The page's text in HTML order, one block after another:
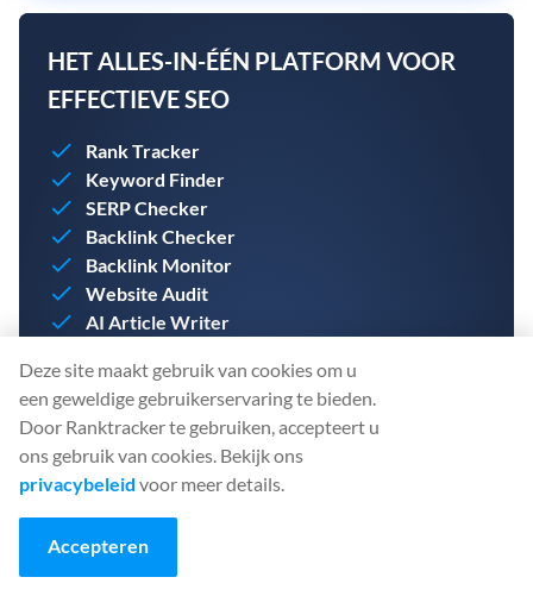
HET ALLES-IN-ÉÉN PLATFORM VOOR
EFFECTIEVE SEO
Rank Tracker
Keyword Finder
SERP Checker
Backlink Checker
Backlink Monitor
Website Audit
AI Article Writer
Maak vandaag nog je account aan. Je hebt geen
creditcard nodig.
Deze site maakt gebruik van cookies om u
een geweldige gebruikerservaring te bieden.
Door Ranktracker te gebruiken, accepteert u
ons gebruik van cookies. Bekijk ons
privacybeleid voor meer details.
Accepteren